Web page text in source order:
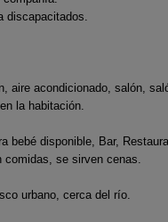
discapacitados.
aire acondicionado, salón,
la habitación.
bebé disponible, Bar,
comidas, se sirven cenas.
urbano, cerca del río.